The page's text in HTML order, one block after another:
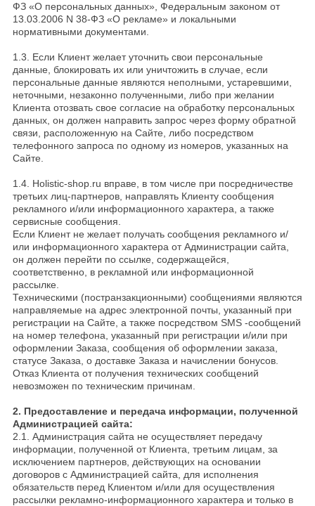
ФЗ «О персональных данных», Федеральным законом от
13.03.2006 N 38-ФЗ «О рекламе» и локальными
нормативными документами.
1.3. Если Клиент желает уточнить свои персональные
данные, блокировать их или уничтожить в случае, если
персональные данные являются неполными, устаревшими,
неточными, незаконно полученными, либо при желании
Клиента отозвать свое согласие на обработку персональных
данных, он должен направить запрос через форму обратной
связи, расположенную на Сайте, либо посредством
телефонного запроса по одному из номеров, указанных на
Сайте.
1.4. Holistic-shop.ru вправе, в том числе при посредничестве
третьих лиц-партнеров, направлять Клиенту сообщения
рекламного и/или информационного характера, а также
сервисные сообщения.
Если Клиент не желает получать сообщения рекламного и/
или информационного характера от Администрации сайта,
он должен перейти по ссылке, содержащейся,
соответственно, в рекламной или информационной
рассылке.
Техническими (постранзакционными) сообщениями являются
направляемые на адрес электронной почты, указанный при
регистрации на Сайте, а также посредством SMS -сообщений
на номер телефона, указанный при регистрации и/или при
оформлении Заказа, сообщения об оформлении заказа,
статусе Заказа, о доставке Заказа и начислении бонусов.
Отказ Клиента от получения технических сообщений
невозможен по техническим причинам.
2. Предоставление и передача информации, полученной
Администрацией сайта:
2.1. Администрация сайта не осуществляет передачу
информации, полученной от Клиента, третьим лицам, за
исключением партнеров, действующих на основании
договоров с Администрацией сайта, для исполнения
обязательств перед Клиентом и/или для осуществления
рассылки рекламно-информационного характера и только в